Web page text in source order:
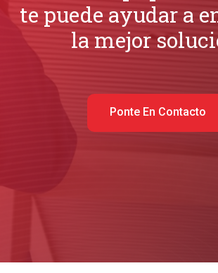
te puede ayudar a
la mejor
Ponte En Contacto